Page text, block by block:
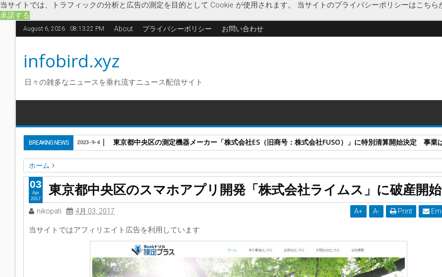
当サイトでは、トラフィックの分析と広告の測定を目的として Cookie が使用されます。 当サイトのプライバシーポリシーはこちら
承諾する
August 6, 2026 08:13:23 PM About プライバシーポリシー お問い合わせ
infobird.xyz
日々の雑多なニュースを垂れ流すニュース配信サイト
BREAKING NEWS 東京都中央区の測定機器メーカー「株式会社ES（旧商号：株式会社FUSO）」に特別清算開始決定 事
2023-9-4
ホーム
Bookドリル
IT関連・ソフトウェア スマートフォン向けアプリ開発 ライムス 企業破綻 経済 出版
著述家のマネジメント
藤山勇司
破産開始決定 東京都中央区のスマホアプリ開発「株式会社ライムス」に破産開始決定
東京都中央区のスマホアプリ開発「株式会社ライムス」に破産開
nikopati 4月 03, 2017 A+ A- Print
当サイトではアフィリエイト広告を利用しています
03
Apr
2017